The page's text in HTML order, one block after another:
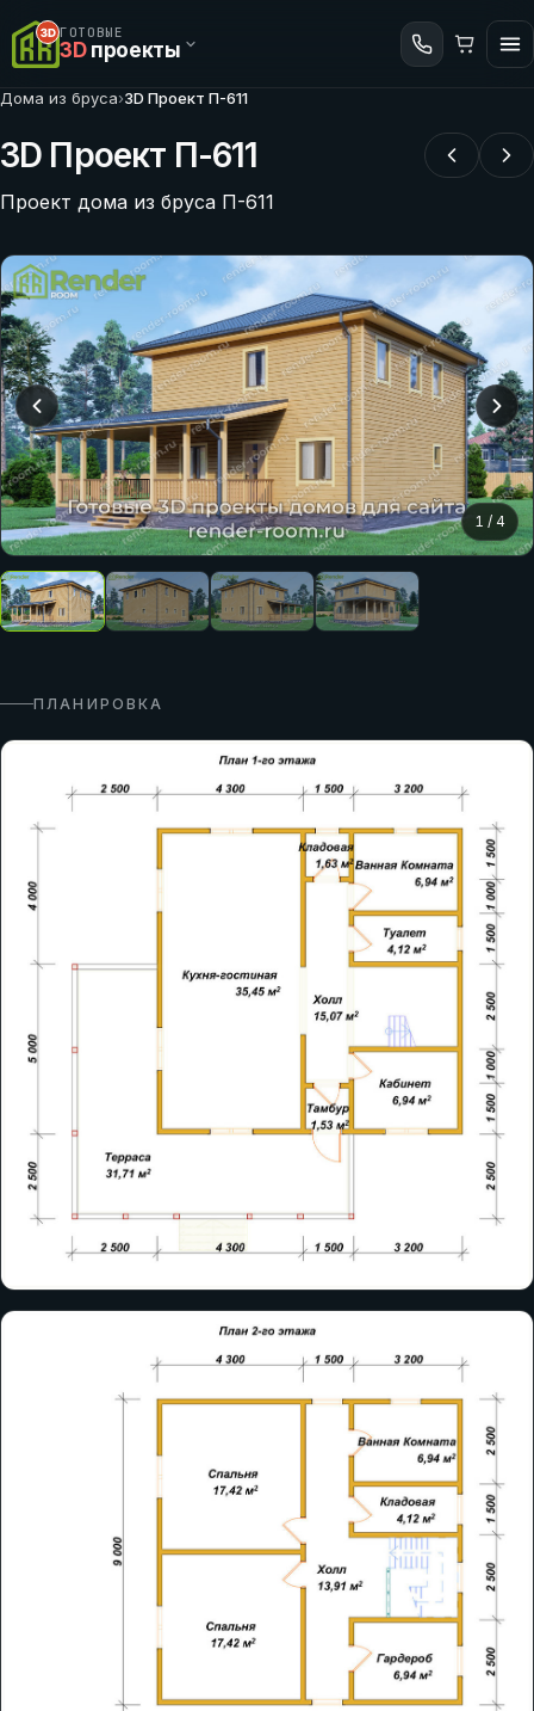
ГОТОВЫЕ
3Dпроекты
Дома из бруса›3D Проект П-611
3D Проект П-611
Проект дома из бруса П-611
1 / 4
ПЛАНИРОВКА